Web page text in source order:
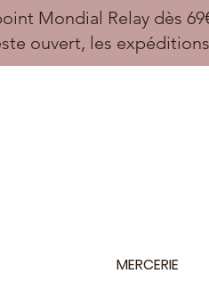
Mondial Relay dès
ouvert, les
MERCERIE